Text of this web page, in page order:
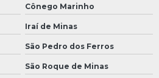
Cônego Marinho
Iraí de Minas
São Pedro dos Ferros
São Roque de Minas